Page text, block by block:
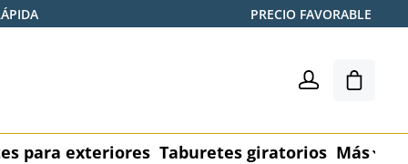
PRECIO FAVORABLE
El
para exteriores Taburetes giratorios Más